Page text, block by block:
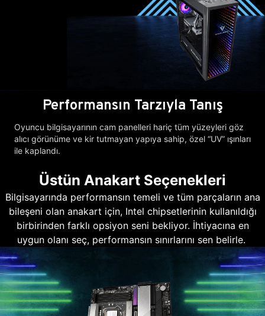
Performansın Tarzıyla Tanış
Oyuncu bilgisayarının cam panelleri hariç tüm yüzeyleri göz
alıcı görünüme ve kir tutmayan yapıya sahip, özel “UV” ışınları
ile kaplandı.
Üstün Anakart Seçenekleri
Bilgisayarında performansın temeli ve tüm parçaların ana
bileşeni olan anakart için, Intel chipsetlerinin kullanıldığı
birbirinden farklı opsiyon seni bekliyor. İhtiyacına en
uygun olanı seç, performansın sınırlarını sen belirle.